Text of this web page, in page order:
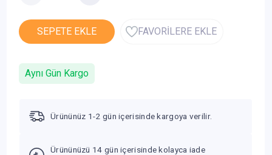
SEPETE EKLE FAVORİLERE EKLE
Aynı Gün Kargo
Ürününüz 1-2 gün içerisinde kargoya verilir.
Ürününüzü 14 gün içerisinde kolayca iade